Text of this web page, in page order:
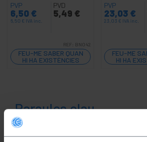
PVP
6,50 €
6,50 € IVA inc.
PVD
5,49 €
REF: BN042
FEU-ME SABER QUAN
HI HA EXISTÈNCIES
PVP
23,03 €
23,03 € IVA inc.
FEU-ME
HI HA
Paraules clau
No has trobat el que buscaves?
temes us poden ajudar